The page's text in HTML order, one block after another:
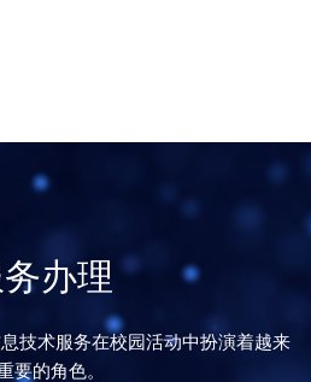
办理
技术服务在校园活动中扮演着越来
要的角色。